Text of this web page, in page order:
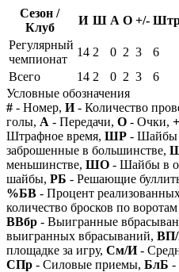
Сезон /
Клуб
И Ш А О +/-
Регулярный
чемпионат
14 2 0 2 3 6
Всего
14 2 0 2 3 6
Условные обозначения
# - Номер, И- Количество
голы, А - Передачи, О - Очки,
Штрафное время, ШР - Шайбы
заброшенные в большинстве,
меньшинстве, ШО - Шайбы в
шайбы, РБ - Решающие
%БВ - Процент
количество бросков по воротам
ВВбр - Выигранные
выигранных вбрасываний,
площадке за игру, См/И-
СПр - Силовые приемы, БлБ -